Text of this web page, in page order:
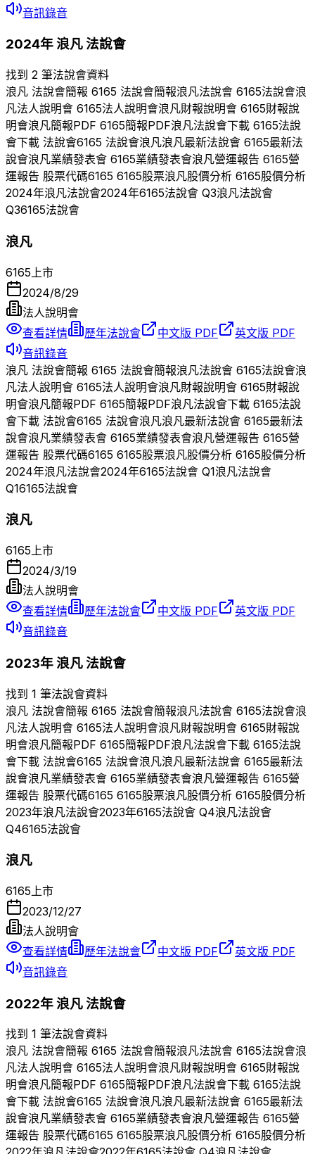
音訊錄音
2024年浪凡法說會
找到 2 筆法說會資料
浪凡 法說會簡報 6165 法說會簡報浪凡法說會 6165法說會浪
凡法人說明會 6165法人說明會浪凡財報說明會 6165財報說
明會浪凡簡報PDF 6165簡報PDF浪凡法說會下載 6165法說
會下載 法說會6165 法說會浪凡浪凡最新法說會 6165最新法
說會浪凡業績發表會 6165業績發表會浪凡營運報告 6165營
運報告 股票代碼6165 6165股票浪凡股價分析 6165股價分析
2024年浪凡法說會2024年6165法說會 Q3浪凡法說會
Q36165法說會
浪凡
6165 上市
2024/8/29
法人說明會
查看詳情
歷年法說會 中文版 PDF
英文版 PDF
音訊錄音
浪凡 法說會簡報 6165 法說會簡報浪凡法說會 6165法說會浪
凡法人說明會 6165法人說明會浪凡財報說明會 6165財報說
明會浪凡簡報PDF 6165簡報PDF浪凡法說會下載 6165法說
會下載 法說會6165 法說會浪凡浪凡最新法說會 6165最新法
說會浪凡業績發表會 6165業績發表會浪凡營運報告 6165營
運報告 股票代碼6165 6165股票浪凡股價分析 6165股價分析
2024年浪凡法說會2024年6165法說會 Q1浪凡法說會
Q16165法說會
浪凡
6165上市
2024/3/19
法人說明會
查看詳情
歷年法說會 中文版 PDF
英文版 PDF
音訊錄音
2023年浪凡法說會
找到 1 筆法說會資料
浪凡 法說會簡報 6165 法說會簡報浪凡法說會 6165法說會浪
凡法人說明會 6165法人說明會浪凡財報說明會 6165財報說
明會浪凡簡報PDF 6165簡報PDF浪凡法說會下載 6165法說
會下載 法說會6165 法說會浪凡浪凡最新法說會 6165最新法
說會浪凡業績發表會 6165業績發表會浪凡營運報告 6165營
運報告 股票代碼6165 6165股票浪凡股價分析 6165股價分析
2023年浪凡法說會2023年6165法說會 Q4浪凡法說會
Q46165法說會
浪凡
6165 上市
2023/12/27
法人說明會
查看詳情
歷年法說會 中文版 PDF
英文版 PDF
音訊錄音
2022年浪凡法說會
找到 1 筆法說會資料
浪凡 法說會簡報 6165 法說會簡報浪凡法說會 6165法說會浪
凡法人說明會 6165法人說明會浪凡財報說明會 6165財報說
明會浪凡簡報PDF 6165簡報PDF浪凡法說會下載 6165法說
會下載 法說會6165 法說會浪凡浪凡最新法說會 6165最新法
說會浪凡業績發表會 6165業績發表會浪凡營運報告 6165營
運報告 股票代碼6165 6165股票浪凡股價分析 6165股價分析